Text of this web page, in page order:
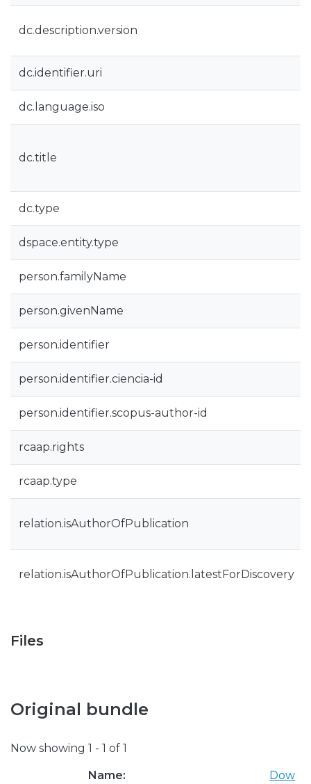
dc.description.version
dc.identifier.uri
dc.language.iso
dc.title
dc.type
dspace.entity.type
person.familyName
person.givenName
person.identifier
person.identifier.ciencia-id
person.identifier.scopus-author-id
rcaap.rights
rcaap.type
relation.isAuthorOfPublication
relation.isAuthorOfPublication.latestForDiscovery
Files
Original bundle
Now showing 1 - 1 of 1
Name:
Dow